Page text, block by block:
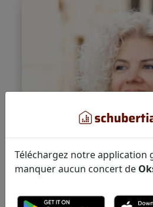
Téléchargez notre application
manquer aucun concert de
Nascuda a Lviv el 1987,